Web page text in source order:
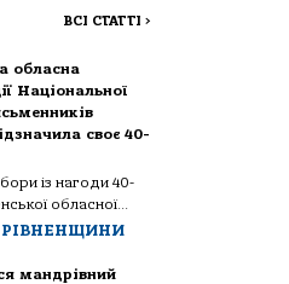
ВСІ СТАТТІ >
обласна
Національної
своє 40-
із нагоди 40-
обласної...
мандрівний